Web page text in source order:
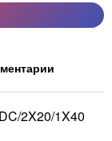
2X20/1X40